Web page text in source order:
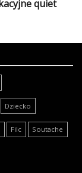
quiet
Dziecko
Filc Soutache